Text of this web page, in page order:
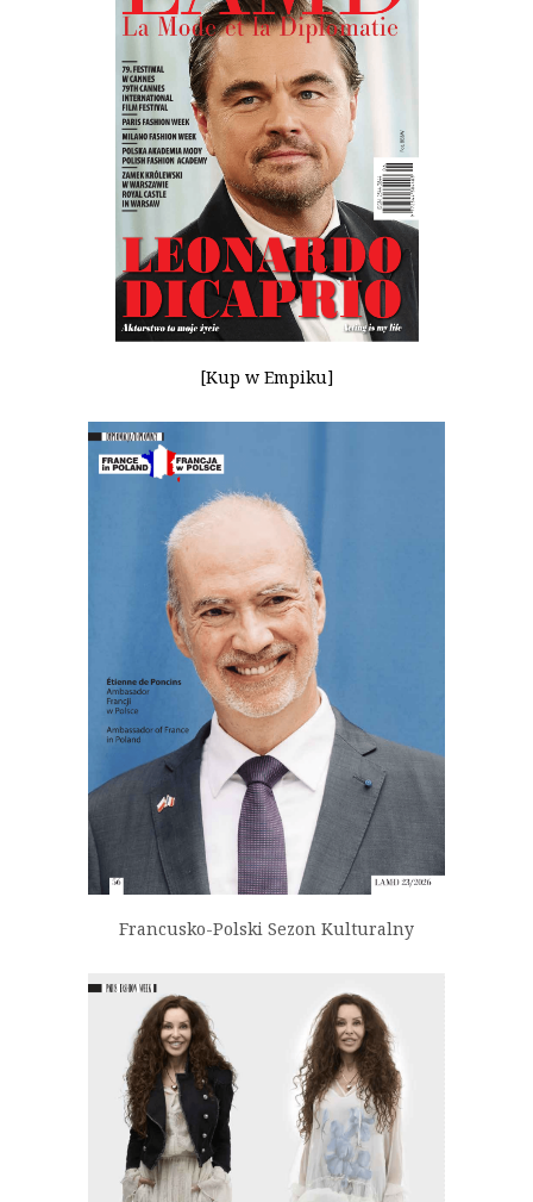
[Kup w Empiku]
Francusko-Polski Sezon Kulturalny